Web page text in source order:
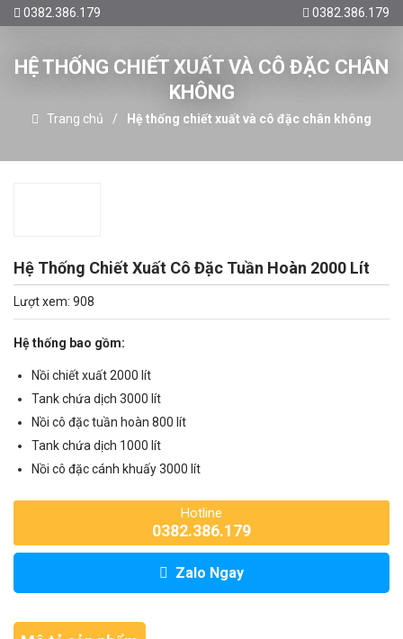
0382.386.179 0382.386.179
HỆ THỐNG CHIẾT XUẤT VÀ CÔ ĐẶC CHÂN
KHÔNG
Trang chủ Hệ thống chiết xuất và cô đặc chân không
Hệ Thống Chiết Xuất Cô Đặc Tuần Hoàn 2000 Lít
Lượt xem: 908
Hệ thống bao gồm:
Nồi chiết xuất 2000 lít
Tank chứa dịch 3000 lít
Nồi cô đặc tuần hoàn 800 lít
Tank chứa dịch 1000 lít
Nồi cô đặc cánh khuấy 3000 lít
Hotline
0382.386.179
Zalo Ngay